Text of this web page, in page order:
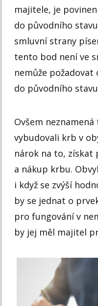
majitele, je
do původního
smluvní strany
tento bod není ve
nemůže požadovat
do původního
Ovšem
vybudovali krb v
nárok na to, získat
a nákup krbu.
i když se zvýší
by se jednat o
pro fungování v
by jej měl majitel